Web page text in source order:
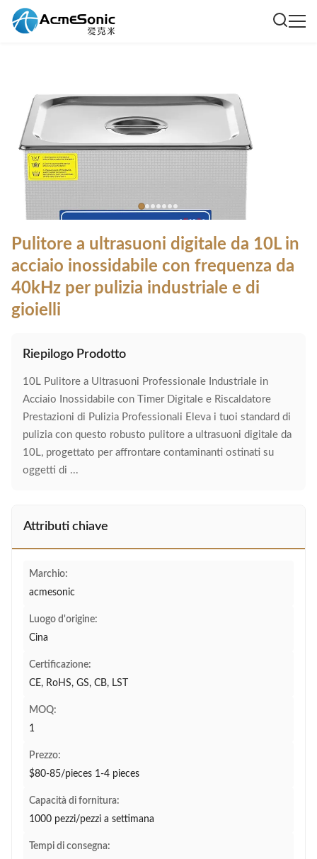
Pulitore a ultrasuoni digitale da 10L in
acciaio inossidabile con frequenza da
40kHz per pulizia industriale e di
gioielli
Riepilogo Prodotto
10L Pulitore a Ultrasuoni Professionale Industriale in
Acciaio Inossidabile con Timer Digitale e Riscaldatore
Prestazioni di Pulizia Professionali Eleva i tuoi standard di
pulizia con questo robusto pulitore a ultrasuoni digitale da
10L, progettato per affrontare contaminanti ostinati su
oggetti di ...
Attributi chiave
Marchio:
acmesonic
Luogo d'origine:
Cina
Certificazione:
CE, RoHS, GS, CB, LST
MOQ:
1
Prezzo:
$80-85/pieces 1-4 pieces
Capacità di fornitura:
1000 pezzi/pezzi a settimana
Tempi di consegna: